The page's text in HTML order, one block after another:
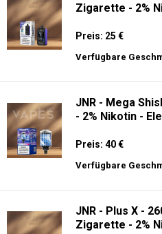
Zigarette - 2%
Preis: 25 €
Verfügbare
JNR - Mega
- 2% Nikotin -
Preis: 40 €
Verfügbare
JNR - Plus X -
Zigarette - 2%